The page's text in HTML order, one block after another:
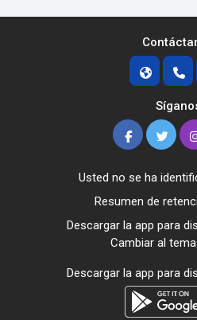
Usted no se ha
Resumen de
Descargar la app para
Cambiar al
Descargar la app para